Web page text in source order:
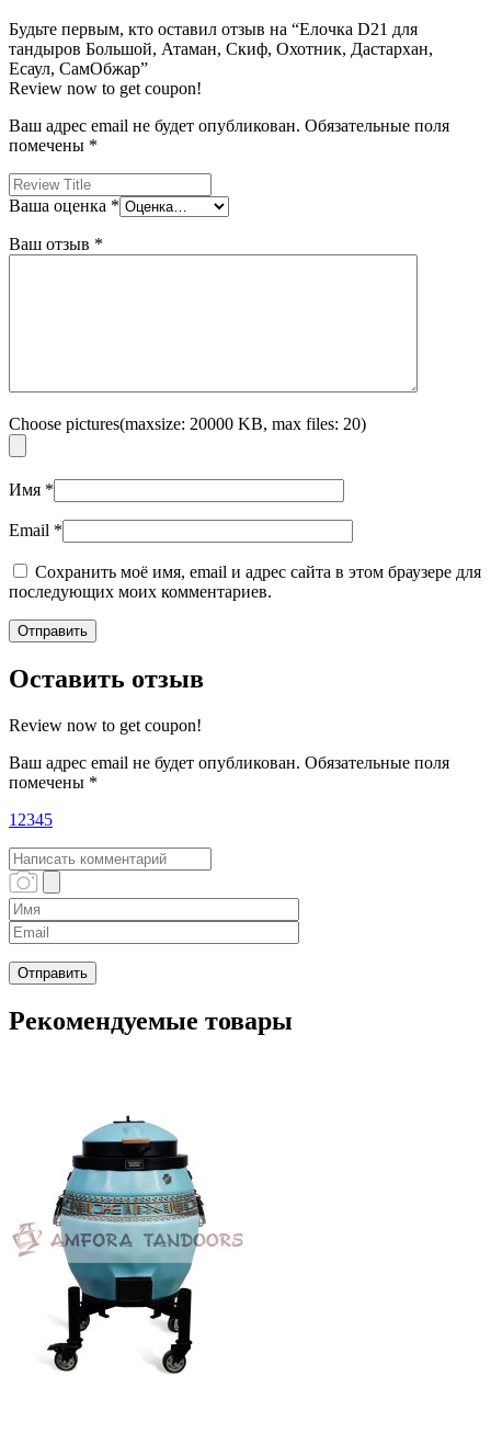
Будьте первым, кто оставил отзыв на “Елочка D21 для
тандыров Большой, Атаман, Скиф, Охотник, Дастархан,
Есаул, СамОбжар”
Review now to get coupon!
Ваш адрес email не будет опубликован. Обязательные поля
помечены *
Ваша оценка *
Ваш отзыв *
Choose pictures(maxsize: 20000 KB, max files: 20)
Имя *
Email *
Сохранить моё имя, email и адрес сайта в этом браузере для
последующих моих комментариев.
Оставить отзыв
Review now to get coupon!
Ваш адрес email не будет опубликован. Обязательные поля
помечены *
1 2345
Рекомендуемые товары